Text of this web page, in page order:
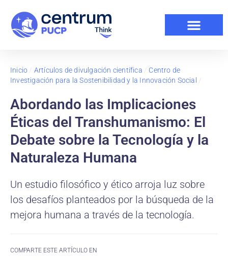
Inicio / Artículos de divulgación científica / Centro de
Investigación para la Sostenibilidad y la Innovación Social /
Abordando las Implicaciones
Éticas del Transhumanismo: El
Debate sobre la Tecnología y la
Naturaleza Humana
Un estudio filosófico y ético arroja luz sobre
los desafíos planteados por la búsqueda de la
mejora humana a través de la tecnología.
COMPARTE ESTE ARTÍCULO EN